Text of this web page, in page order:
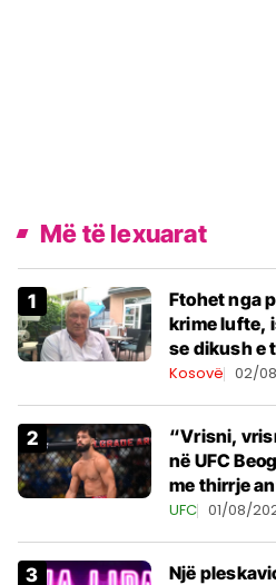
Më të lexuarat
Ftohet nga
krime lufte,
se dikush e
Kosovë 02/
“Vrisni,
në UFC
me thirrje
tribunat
UFC 01/08/
Një